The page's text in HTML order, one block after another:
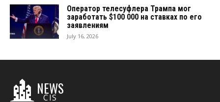
Оператор телесуфлера Трампа мог
заработать $100 000 на ставках по его
заявлениям
July 16, 2026
NEWS
CIS